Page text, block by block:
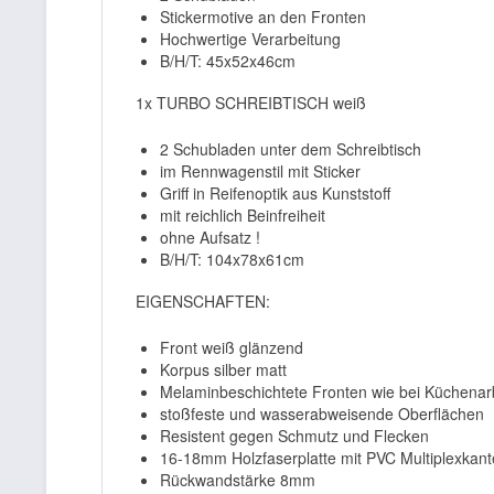
Stickermotive an den Fronten
Hochwertige Verarbeitung
B/H/T: 45x52x46cm
1x TURBO SCHREIBTISCH weiß
2 Schubladen unter dem Schreibtisch
im Rennwagenstil mit Sticker
Griff in Reifenoptik aus Kunststoff
mit reichlich Beinfreiheit
ohne Aufsatz !
B/H/T: 104x78x61cm
EIGENSCHAFTEN:
Front weiß glänzend
Korpus silber matt
Melaminbeschichtete Fronten wie bei
stoßfeste und wasserabweisende Oberflächen
Resistent gegen Schmutz und Flecken
16-18mm Holzfaserplatte mit PVC
Rückwandstärke 8mm